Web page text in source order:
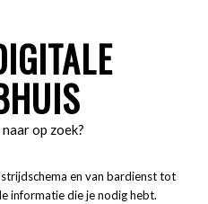
op zoek?
en van bardienst tot
informatie die je nodig hebt.